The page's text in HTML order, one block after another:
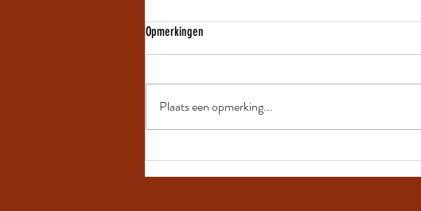
Opmerkingen
Plaats een opmerking...